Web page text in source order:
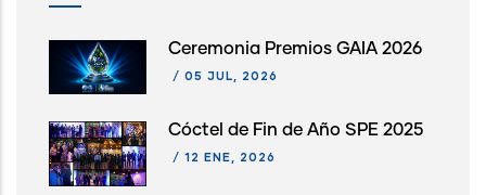
Ceremonia Premios GAIA 2026
/ 05 JUL, 2026
Cóctel de Fin de Año SPE 2025
/ 12 ENE, 2026